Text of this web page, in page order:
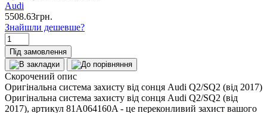
Audi
5508.63грн.
Знайшли дешевше?
Під замовлення
Скорочений опис
Оригінальна система захисту від сонця Audi Q2/SQ2 (від 2017)
Оригінальна система захисту від сонця Audi Q2/SQ2 (від
2017), артикул 81A064160A - це переконливий захист вашого